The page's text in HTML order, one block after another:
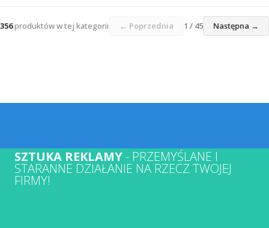
356produktów w tej kategorii ← Poprzednia 1 / 45 Następna →
SZTUKA REKLAMY- PRZEMYŚLANE I
STARANNE DZIAŁANIE NA RZECZ TWOJEJ
FIRMY!